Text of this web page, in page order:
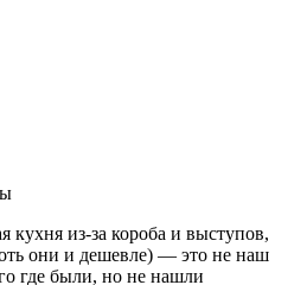
кухня из-за короба и выступов,
они и дешевле) — это не наш
где были, но не нашли